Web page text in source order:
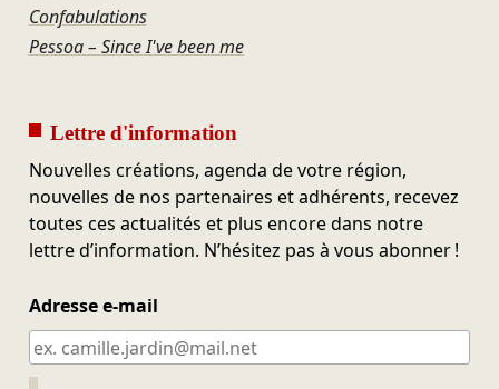
Confabulations
Pessoa – Since I've been me
Lettre d'information
Nouvelles créations, agenda de votre région,
nouvelles de nos partenaires et adhérents, recevez
toutes ces actualités et plus encore dans notre
lettre d’information. N’hésitez pas à vous abonner !
Adresse e-mail